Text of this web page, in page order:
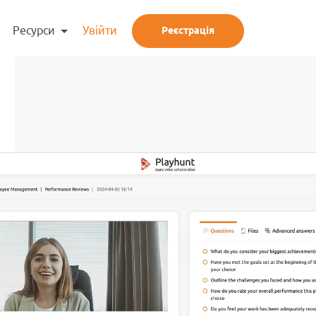
Ресурси Увійти Реєстрація